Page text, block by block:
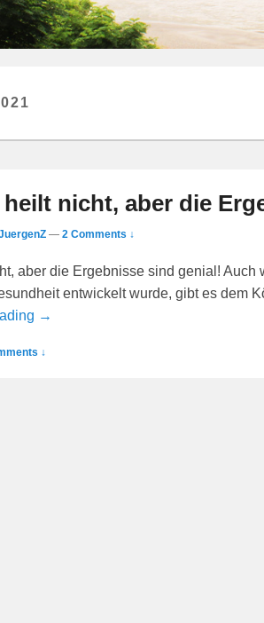
heilt nicht, aber die
— 2 Comments ↓
aber die Ergebnisse sind genial!
entwickelt wurde, gibt es dem
→
↓